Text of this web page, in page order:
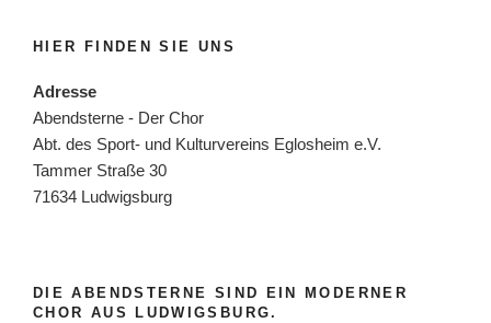
HIER FINDEN SIE UNS
Adresse
Abendsterne - Der Chor
Abt. des Sport- und Kulturvereins Eglosheim e.V.
Tammer Straße 30
71634 Ludwigsburg
DIE ABENDSTERNE SIND EIN MODERNER
CHOR AUS LUDWIGSBURG.